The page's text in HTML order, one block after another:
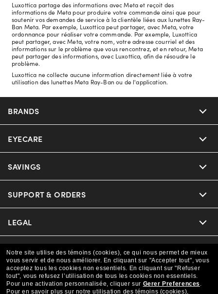
Luxottica partage des informations avec Meta et reçoit des
informations de Meta pour produire votre commande ainsi que pour
soutenir vos demandes de service à la clientèle liées aux lunettes Ray-
Ban Meta. Par exemple, Luxottica peut partager, avec Meta, votre
ordonnance pour réaliser votre commande. Par exemple, Luxottica
peut partager, avec Meta, votre nom, votre adresse courriel et des
informations sur le problème que vous rencontrez, et en retour, Meta
peut partager des informations, avec Luxottica, afin de résoudre le
problème.
Luxottica ne collecte aucune information directement liée à votre
utilisation des lunettes Meta Ray-Ban ou de l'application.
BRANDS
Nuance Audio
Ray-Ban
Oakley
Michael Kors
Prada
EYECARE
Our Eyeglasses
Our Sunglasses
Ray-Ban | Meta
Oakley Meta
Eyewear Trends
SAVINGS
Offers & Discount
Insurance
CAA Members
SUPPORT & ORDERS
Help Center
Online Order Status
Shipping & Returns
LEGAL
Privacy Policy
Terms & Conditions
COMPANY INFO
About us
CANADA (Français)
Notre site utilise des témoins (cookies), ce qui nous permet de mieux
vous servir et de nous améliorer. En cliquant sur "Accepter tout", vous
acceptez tous les cookies non essentiels. En cliquant sur "Refuser
tout", vous refusez l’utilisation de tous les cookies non essentiels.
Pour une activation personnalisée, cliquer sur Gerer Preferences .
Pour en savoir plus sur notre utilisation des témoins (cookies),